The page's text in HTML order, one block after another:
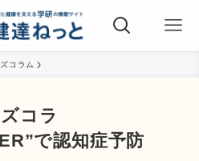
コラム
コラ
で認知症予防